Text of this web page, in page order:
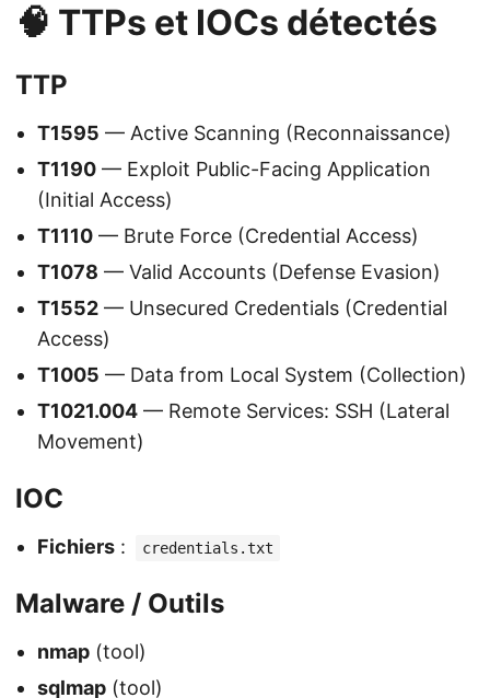
🧠 TTPs et IOCs détectés
TTP
T1595 — Active Scanning (Reconnaissance)
T1190 — Exploit Public-Facing Application
(Initial Access)
T1110 — Brute Force (Credential Access)
T1078 — Valid Accounts (Defense Evasion)
T1552 — Unsecured Credentials (Credential
Access)
T1005 — Data from Local System (Collection)
T1021.004 — Remote Services: SSH (Lateral
Movement)
IOC
Fichiers : credentials.txt
Malware / Outils
nmap (tool)
sqlmap (tool)